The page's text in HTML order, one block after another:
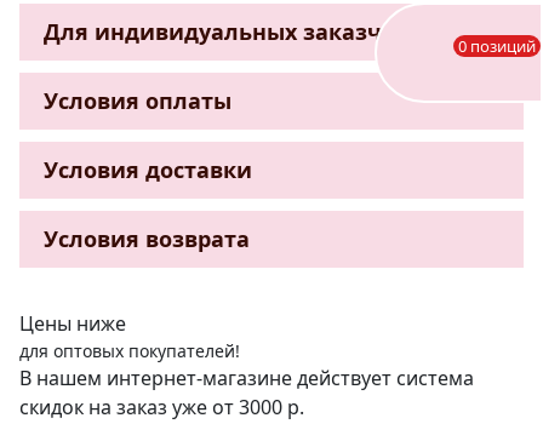
Для индивидуальных заказчиков
Условия оплаты
Условия доставки
Условия возврата
Цены ниже
для оптовых покупателей!
В нашем интернет-магазине действует система
скидок на заказ уже от 3000 р.
0 позиций